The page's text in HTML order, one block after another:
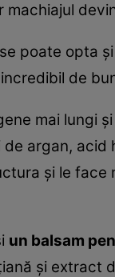
machiajul
poate opta
de
mai lungi
argan, acid
și le face
un balsam
și extract